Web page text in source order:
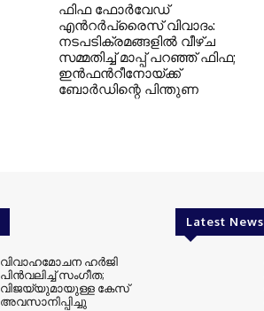
ഫിഫ ഫോർവേഡ്
എൻറർപ്രൈസ് വിവാദം:
നടപടിക്രമങ്ങളിൽ വീഴ്ച
സമ്മതിച്ച് മാപ്പ് പറഞ്ഞ് ഫിഫ;
ഇൻഫൻറീനോയ്ക്ക്
ബോർഡിന്റെ പിന്തുണ
വിവാഹമോചന ഹർജി
പിൻവലിച്ച് സംഗീത;
വിജയ്‌യുമായുള്ള കേസ്
അവസാനിപ്പിച്ചു
Latest News